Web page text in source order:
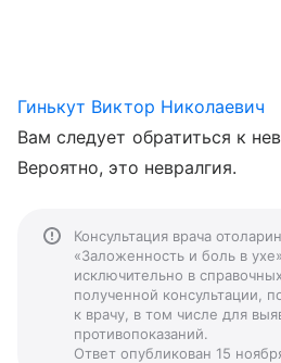
Гинькут Виктор Николаевич
Вам следует обратиться к
Вероятно, это невралгия.
Консультация врача
«Заложенность и боль в
исключительно в
полученной консультации,
к врачу, в том числе для
противопоказаний.
Ответ опубликован 15